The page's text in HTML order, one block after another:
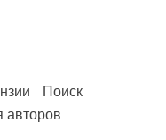
Поиск
авторов